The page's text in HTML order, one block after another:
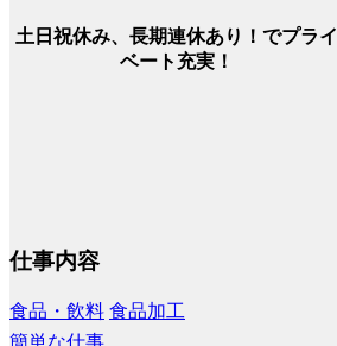
土日祝休み、長期連休あり！でプライ
ベート充実！
仕事内容
食品・飲料 食品加工
簡単な仕事